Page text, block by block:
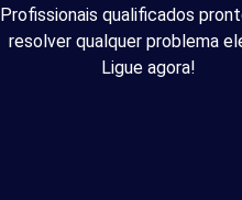
Profissionais qualificados
resolver qualquer problema
Ligue agora!